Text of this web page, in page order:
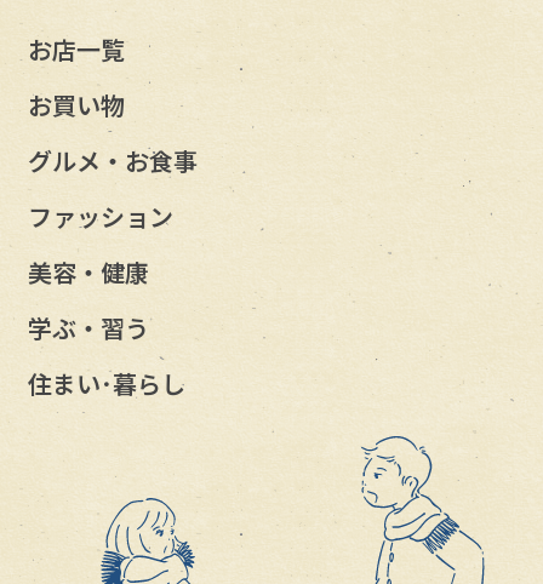
お店一覧
お買い物
グルメ・お食事
ファッション
美容・健康
学ぶ・習う
住まい･暮らし